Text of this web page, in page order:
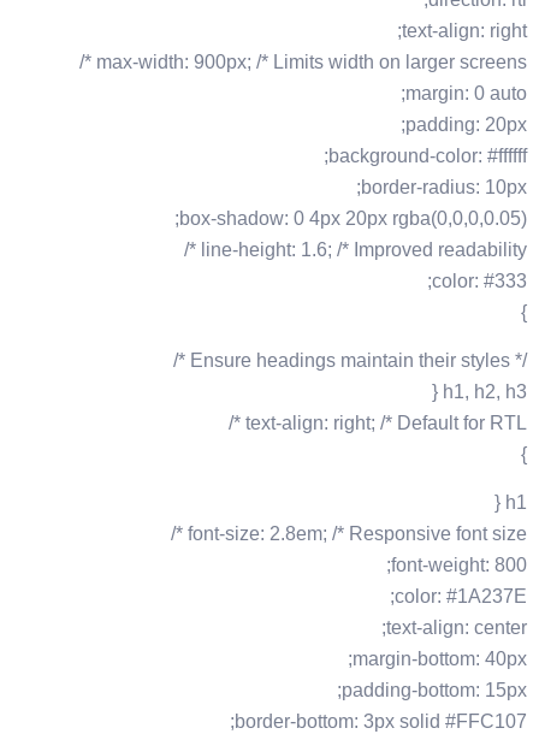
text-align: right;
max-width: 900px; /* Limits width on larger screens */
margin: 0 auto;
padding: 20px;
background-color: #ffffff;
border-radius: 10px;
box-shadow: 0 4px 20px rgba(0,0,0,0.05);
line-height: 1.6; /* Improved readability */
color: #333;
}
/* Ensure headings maintain their styles */
h1, h2, h3 {
text-align: right; /* Default for RTL */
}
h1 {
font-size: 2.8em; /* Responsive font size */
font-weight: 800;
color: #1A237E;
text-align: center;
margin-bottom: 40px;
padding-bottom: 15px;
border-bottom: 3px solid #FFC107;